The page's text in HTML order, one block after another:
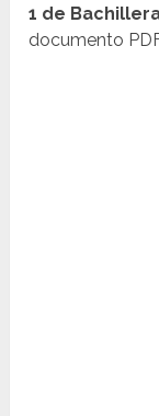
1 de
documento